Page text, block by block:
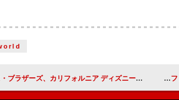
カリフォルニア ディズニーランド・リゾート70周年テーマ曲「Celebrate Happy」リリック・ビデオ解禁 ジ